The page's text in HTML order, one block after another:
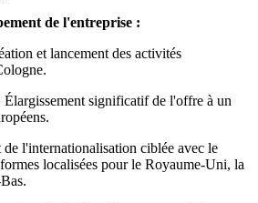
de l'entreprise :
et lancement des activités
Élargissement significatif de l'offre à un
de l'internationalisation ciblée avec le
localisées pour le Royaume-Uni, la